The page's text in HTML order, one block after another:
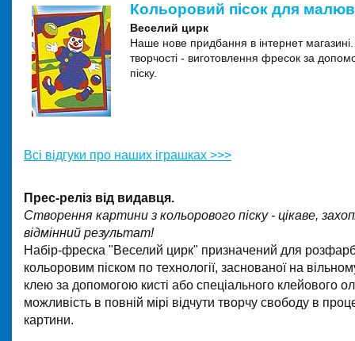
Кольоровий пісок для
Веселий цирк
Наше нове придбання в інтернет магазині.
творчості - виготовлення фресок за
піску.
Всі відгуки про наших іграшках >>>
Прес-реліз від видавця.
Створення картини з кольорового піску - цікаве,
відмінний результат!
Набір-фреска "Веселий цирк" призначений для
кольоровим піском по технології, заснованої на
клею за допомогою кисті або спеціального клейового
можливість в повній мірі відчути творчу свободу в
картини.